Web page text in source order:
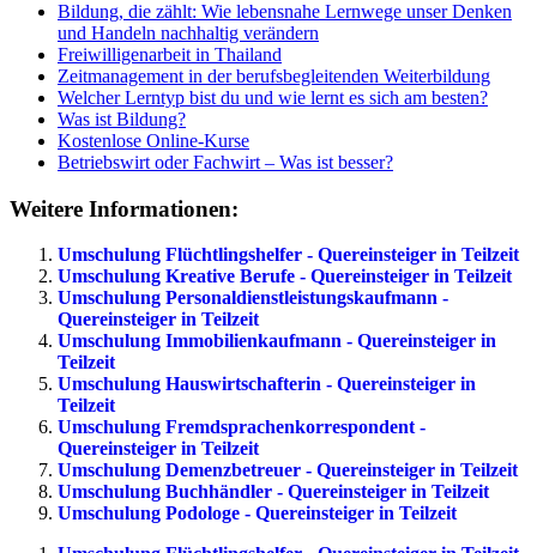
Bildung, die zählt: Wie lebensnahe Lernwege unser Denken
und Handeln nachhaltig verändern
Freiwilligenarbeit in Thailand
Zeitmanagement in der berufsbegleitenden Weiterbildung
Welcher Lerntyp bist du und wie lernt es sich am besten?
Was ist Bildung?
Kostenlose Online-Kurse
Betriebswirt oder Fachwirt – Was ist besser?
Weitere Informationen:
Umschulung Flüchtlingshelfer - Quereinsteiger in Teilzeit
Umschulung Kreative Berufe - Quereinsteiger in Teilzeit
Umschulung Personaldienstleistungskaufmann -
Quereinsteiger in Teilzeit
Umschulung Immobilienkaufmann - Quereinsteiger in
Teilzeit
Umschulung Hauswirtschafterin - Quereinsteiger in
Teilzeit
Umschulung Fremdsprachenkorrespondent -
Quereinsteiger in Teilzeit
Umschulung Demenzbetreuer - Quereinsteiger in Teilzeit
Umschulung Buchhändler - Quereinsteiger in Teilzeit
Umschulung Podologe - Quereinsteiger in Teilzeit